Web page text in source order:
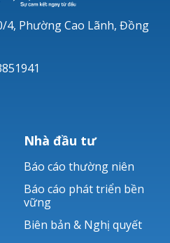
4, Phường Cao Lãnh, Đồng
Nhà đầu tư
Báo cáo thường niên
Báo cáo phát triển bền
vững
Biên bản & Nghị quyết